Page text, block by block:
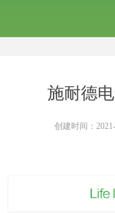
施耐德
创建时间：